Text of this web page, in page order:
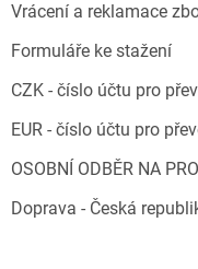
Vrácení a reklamace
Formuláře ke stažení
CZK - číslo účtu pro
EUR - číslo účtu pro
OSOBNÍ ODBĚR NA
Doprava - Česká